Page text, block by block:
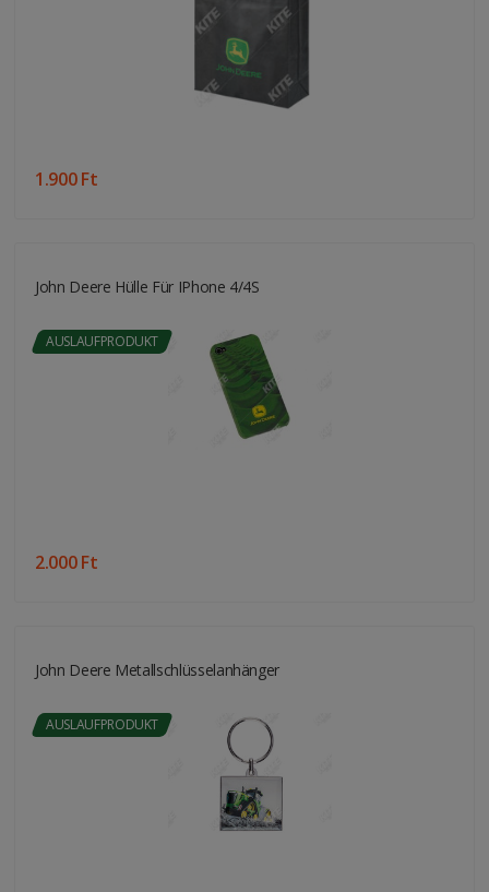
1.900 Ft
John Deere Hülle Für IPhone 4/4S
AUSLAUFPRODUKT
2.000 Ft
John Deere Metallschlüsselanhänger
AUSLAUFPRODUKT